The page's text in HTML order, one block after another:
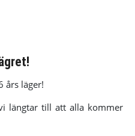
års läger!
längtar till att alla kommer